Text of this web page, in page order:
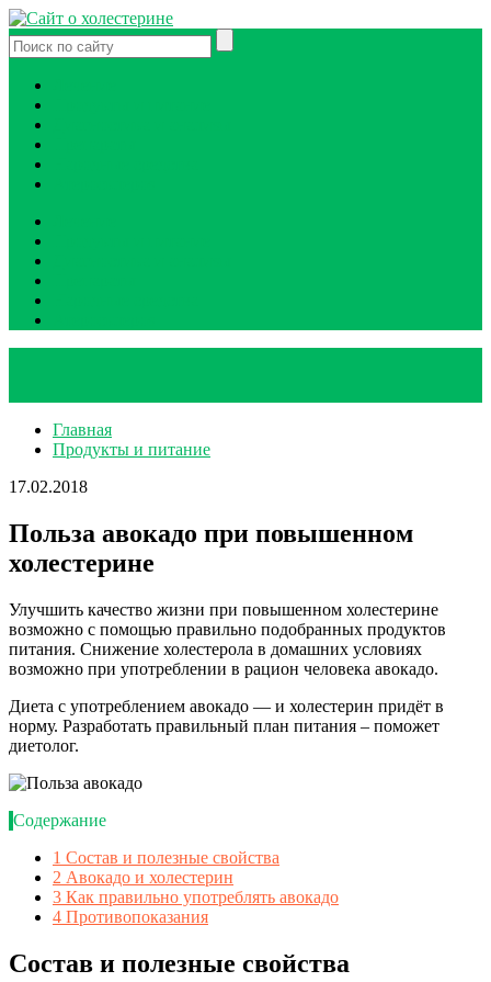
Главная
Продукты и питание
17.02.2018
Польза авокадо при повышенном
холестерине
Улучшить качество жизни при повышенном холестерине
возможно с помощью правильно подобранных продуктов
питания. Снижение холестерола в домашних условиях
возможно при употреблении в рацион человека авокадо.
Диета с употреблением авокадо — и холестерин придёт в
норму. Разработать правильный план питания – поможет
диетолог.
Содержание
1 Состав и полезные свойства
2 Авокадо и холестерин
3 Как правильно употреблять авокадо
4 Противопоказания
Состав и полезные свойства